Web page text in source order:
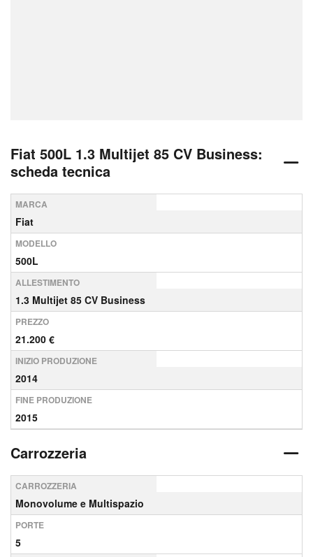
Fiat 500L 1.3 Multijet 85 CV Business:
scheda tecnica
MARCA
Fiat
MODELLO
500L
ALLESTIMENTO
1.3 Multijet 85 CV Business
PREZZO
21.200 €
INIZIO PRODUZIONE
2014
FINE PRODUZIONE
2015
Carrozzeria
CARROZZERIA
Monovolume e Multispazio
PORTE
5